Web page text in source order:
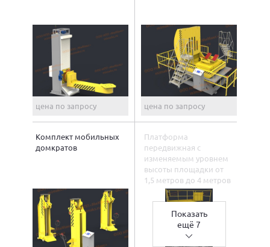
цена по запросу цена по запросу
Комплект мобильных
домкратов
Платформа
передвижная с
изменяемым уровнем
высоты площадки от
1,5 метров до 4 метров
Показать
ещё 7